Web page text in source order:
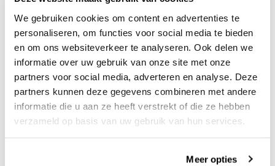
We gebruiken cookies om content en advertenties te
personaliseren, om functies voor social media te bieden
en om ons websiteverkeer te analyseren. Ook delen we
informatie over uw gebruik van onze site met onze
partners voor social media, adverteren en analyse. Deze
partners kunnen deze gegevens combineren met andere
informatie die u aan ze heeft verstrekt of die ze hebben
verzameld op basis van uw gebruik van hun services.
Meer opties
CARHARTT WIP
Hooded Heart II Hartt Sweat
Jacket Black
CARHARTT WIP
Hooded Mini Wip sweat
Jacket Ash Heather Stone